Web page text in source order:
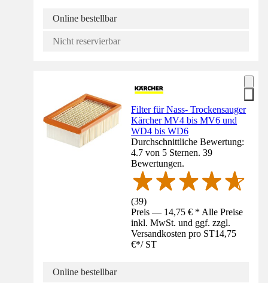
Online bestellbar
Nicht reservierbar
Filter für Nass- Trockensauger
Kärcher MV4 bis MV6 und
WD4 bis WD6
Durchschnittliche Bewertung:
4.7 von 5 Sternen. 39
Bewertungen.
(39)
Preis — 14,75 € * Alle Preise
inkl. MwSt. und ggf. zzgl.
Versandkosten pro ST14,75
€*/ ST
Online bestellbar